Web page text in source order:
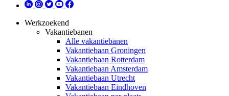
Werkzoekend
Vakantiebanen
Alle vakantiebanen
Vakantiebaan Groningen
Vakantiebaan Rotterdam
Vakantiebaan Amsterdam
Vakantiebaan Utrecht
Vakantiebaan Eindhoven